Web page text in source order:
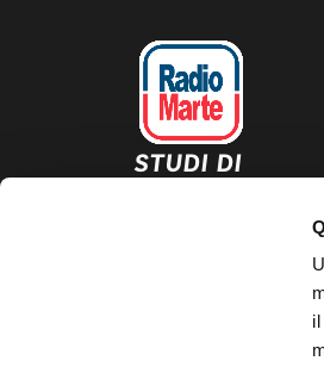
STUDI DI
Via Comunale Tavernola,